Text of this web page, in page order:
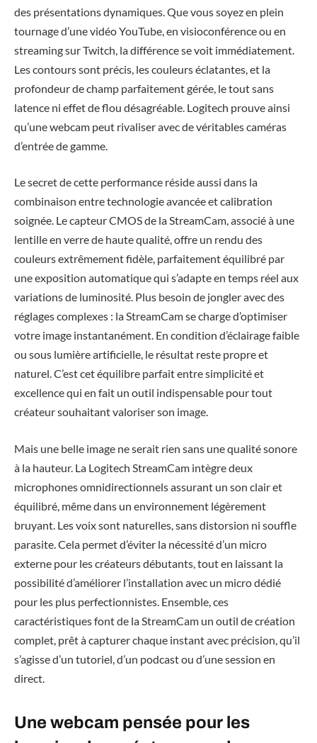
des présentations dynamiques. Que vous soyez en plein
tournage d’une vidéo YouTube, en visioconférence ou en
streaming sur Twitch, la différence se voit immédiatement.
Les contours sont précis, les couleurs éclatantes, et la
profondeur de champ parfaitement gérée, le tout sans
latence ni effet de flou désagréable. Logitech prouve ainsi
qu’une webcam peut rivaliser avec de véritables caméras
d’entrée de gamme.
Le secret de cette performance réside aussi dans la
combinaison entre technologie avancée et calibration
soignée. Le capteur CMOS de la StreamCam, associé à une
lentille en verre de haute qualité, offre un rendu des
couleurs extrêmement fidèle, parfaitement équilibré par
une exposition automatique qui s’adapte en temps réel aux
variations de luminosité. Plus besoin de jongler avec des
réglages complexes : la StreamCam se charge d’optimiser
votre image instantanément. En condition d’éclairage faible
ou sous lumière artificielle, le résultat reste propre et
naturel. C’est cet équilibre parfait entre simplicité et
excellence qui en fait un outil indispensable pour tout
créateur souhaitant valoriser son image.
Mais une belle image ne serait rien sans une qualité sonore
à la hauteur. La Logitech StreamCam intègre deux
microphones omnidirectionnels assurant un son clair et
équilibré, même dans un environnement légèrement
bruyant. Les voix sont naturelles, sans distorsion ni souffle
parasite. Cela permet d’éviter la nécessité d’un micro
externe pour les créateurs débutants, tout en laissant la
possibilité d’améliorer l’installation avec un micro dédié
pour les plus perfectionnistes. Ensemble, ces
caractéristiques font de la StreamCam un outil de création
complet, prêt à capturer chaque instant avec précision, qu’il
s’agisse d’un tutoriel, d’un podcast ou d’une session en
direct.
Une webcam pensée pour les